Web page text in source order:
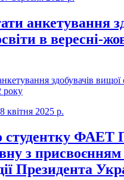
анкетування
в вересні-
здобувачів вищої
року
8 квітня 2025 р.
студентку ФАЕТ
з присвоєнням
Президента